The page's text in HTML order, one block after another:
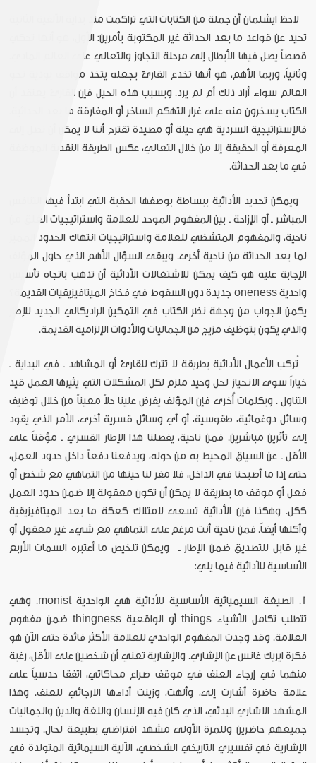
لاحظ ايشلمان أن جملة من الكتابات التي تراكمت منذ بداية الألفية الثانية
تحيد عن قواعد ما بعد الحداثة غير المكتوبة بأمرين: الأول، هو أنها تحكي
قصصاً يصل فيها الأبطال إلى مرحلة التجاوز والتعالي على العالم المادي.
وثانياً، وربما الأهم، هو أنها تخدع القارئ بجعله يتخذ مواقف بوذية نحو
العالم سواء أراد ذلك أم لم يرد. وبسبب هذه الحيل فإن القارئ يعتقد أن
الكتاب يسخرون منه على غرار التهكم الساخر أو المفارقة ما بعد الحداثية.
فالإستراتيجية السردية هي حيلة أو مصيدة تقترح أننا لا يمكن أن نصل إلى
المعرفة أو الحقيقة إلا من خلال التعالي، عكس الطريقة النقدية الموظفة
في ما بعد الحداثة.
ويمكن تحديد الأدائية ببساطة بوصفها الحقبة التي ابتدأ فيها التنافس
المباشر ـ أو الإزاحة ـ بين المفهوم الموحد للعلامة واستراتيجيات الغلق من
ناحية، والمفهوم المتشظي للعلامة واستراتيجيات انتهاك الحدود المميز
لما بعد الحداثة من ناحية أخرى. ويبقى السؤال الأهم الذي حاول المؤلف
الإجابة عليه هو كيف يمكن للاشتغالات الأدائية أن تذهب باتجاه تأسيس
واحدية oneness جديدة دون السقوط في فخاخ الميتافيزيقيات القديمة؟
يكمن الجواب من وجهة نظر الكتاب في التمكين الراديكالي الجديد للإطار
والذي يكون بتوظيف مزيج من الجماليات والأدوات الإلزامية القديمة.
تُركب الأعمال الأدائية بطريقة لا تترك للقارئ أو المشاهد ـ في البداية ـ
خياراً سوى الانحياز لحل وحيد ملزم لكل المشكلات التي يثيرها العمل قيد
التناول . وبكلمات أُخرى فإن المؤلف يفرض علينا حلاً معيناً من خلال توظيف
وسائل دوغمائية، طقوسية، أو أي وسائل قسرية أخرى، الأمر الذي يقود
إلى تأثرين مباشرين. فمن ناحية، يفصلنا هذا الإطار القسري ـ مؤقتاً على
الأقل ـ عن السياق المحيط به من حوله، ويدفعنا دفعاً داخل حدود العمل،
حتى إذا ما أصبحنا في الداخل، فلا مفر لنا حينها من التماهي مع شخص أو
فعل أو موقف ما بطريقة لا يمكن أن تكون معقولة إلا ضمن حدود العمل
ككل. وهكذا فإن الأدائية تسعى لامتلاك كعكة ما بعد الميتافيزيقية
وأكلها أيضاً. فمن ناحية أنت مرغم على التماهي مع شيء غير معقول أو
غير قابل للتصديق ضمن الإطار ـ ويمكن تلخيص ما أعتبره السمات الأربع
الأساسية للأدائية فيما يلي:
1. الصيغة السيميائية الأساسية للأدائية هي الواحدية monist. وهي
تتطلب تكامل الأشياء things أو الواقعية thingness ضمن مفهوم
العلامة. وقد وجدت المفهوم الواحدي للعلامة الأكثر فائدة حتى الآن هو
فكرة ايريك غانس عن الإشاري. والإشارية تعني أن شخصين على الأقل، رغبة
منهما في إرجاء العنف في موقف صراع محاكاتي، اتفقا حدسياً على
علامة حاضرة أشارت إلى، وألهت، وزينت أداءها الارجائي للعنف. وهذا
المشهد الاشاري البدئي، الذي كان فيه الإنسان واللغة والدين والجماليات
جميعهم حاضرين وللمرة الأولى مشهد افتراضي بطبيعة لحال. وتجسد
الإشارية في تفسيري التاريخي الشخصي، الآلية السيمائية المتولدة في